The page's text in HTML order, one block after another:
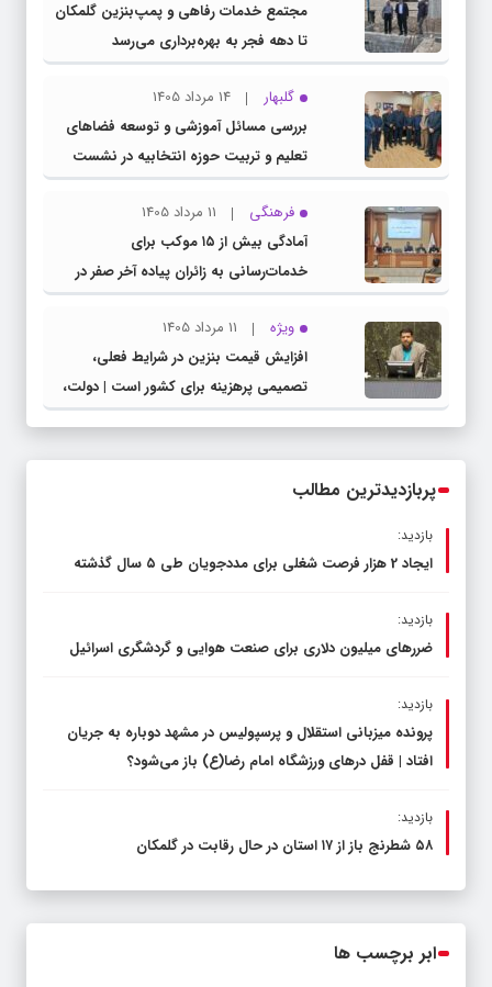
مجتمع خدمات رفاهی و پمپ‌بنزین گلمکان
تا دهه فجر به بهره‌برداری می‌رسد
گلبهار
14 مرداد 1405
بررسی مسائل آموزشی و توسعه فضاهای
تعلیم و تربیت حوزه انتخابیه در نشست
مشترک عضو کمیسیون آموزش مجلس با
مدیرکل آموزش و پرورش خراسان رضوی
فرهنگی
11 مرداد 1405
آمادگی بیش از ۱۵ موکب برای
خدمات‌رسانی به زائران پیاده آخر صفر در
شهرستان چناران
ویژه
11 مرداد 1405
افزایش قیمت بنزین در شرایط فعلی،
تصمیمی پرهزینه برای کشور است | دولت،
قاچاق سوخت و عوامل اصلی ناترازی را
پربازدیدترین مطالب
بازدید:
ایجاد 2 هزار فرصت شغلی برای مددجویان طی ۵ سال گذشته
بازدید:
ضررهای میلیون دلاری برای صنعت هوایی و گردشگری اسرائیل
بازدید:
پرونده میزبانی استقلال و پرسپولیس در مشهد دوباره به جریان
افتاد | قفل در‌های ورزشگاه امام رضا(ع) باز می‌شود؟
بازدید:
۵۸ شطرنج‌ باز از ۱۷ استان در حال رقابت در گلمکان
ابر برچسب ها